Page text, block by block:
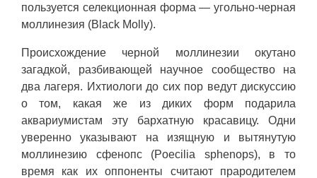
пользуется селекционная форма — угольно-черная
моллинезия (Black Molly).
Происхождение черной моллинезии окутано
загадкой, разбивающей научное сообщество на
два лагеря. Ихтиологи до сих пор ведут дискуссию
о том, какая же из диких форм подарила
аквариумистам эту бархатную красавицу. Одни
уверенно указывают на изящную и вытянутую
моллинезию сфенопс (Poecilia sphenops), в то
время как их оппоненты считают прародителем